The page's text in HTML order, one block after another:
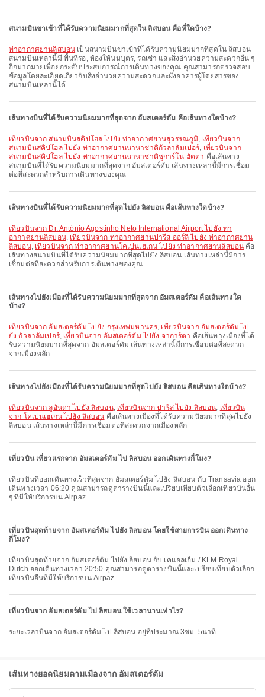
สนามบินขาเข้าที่ได้รับความนิยมมากที่สุดใน ลิสบอน คือที่ใดบ้าง?
ท่าอากาศยานลิสบอน เป็นสนามบินขาเข้าที่ได้รับความนิยมมากที่สุดใน ลิสบอน
สนามบินเหล่านี้มี พื้นที่รอ, ห้องให้นมบุตร, รถเช่า และสิ่งอำนวยความสะดวกอื่น ๆ
อีกมากมายเพื่อยกระดับประสบการณ์การเดินทางของคุณ คุณสามารถตรวจสอบ
ข้อมูลโดยละเอียดเกี่ยวกับสิ่งอำนวยความสะดวกและผังอาคารผู้โดยสารของ
สนามบินเหล่านี้ได้
เส้นทางบินที่ได้รับความนิยมมากที่สุดจาก อัมสเตอร์ดัม คือเส้นทางใดบ้าง?
เที่ยวบินจาก สนามบินสคิปโฮล ไปยัง ท่าอากาศยานสุวรรณภูมิ, เที่ยวบินจาก
สนามบินสคิปโฮล ไปยัง ท่าอากาศยานนานาชาติกัวลาลัมเปอร์, เที่ยวบินจาก
สนามบินสคิปโฮล ไปยัง ท่าอากาศยานนานาชาติซูการ์โน-ฮัตตา คือเส้นทาง
สนามบินที่ได้รับความนิยมมากที่สุดจาก อัมสเตอร์ดัม เส้นทางเหล่านี้มีการเชื่อม
ต่อที่สะดวกสำหรับการเดินทางของคุณ
เส้นทางบินที่ได้รับความนิยมมากที่สุดไปยัง ลิสบอน คือเส้นทางใดบ้าง?
เที่ยวบินจาก Dr. António Agostinho Neto International Airport ไปยัง ท่า
อากาศยานลิสบอน, เที่ยวบินจาก ท่าอากาศยานปารีส ออร์ลี่ ไปยัง ท่าอากาศยาน
ลิสบอน, เที่ยวบินจาก ท่าอากาศยานโคเปนเฮเกน ไปยัง ท่าอากาศยานลิสบอน คือ
เส้นทางสนามบินที่ได้รับความนิยมมากที่สุดไปยัง ลิสบอน เส้นทางเหล่านี้มีการ
เชื่อมต่อที่สะดวกสำหรับการเดินทางของคุณ
เส้นทางไปยังเมืองที่ได้รับความนิยมมากที่สุดจาก อัมสเตอร์ดัม คือเส้นทางใด
บ้าง?
เที่ยวบินจาก อัมสเตอร์ดัม ไปยัง กรุงเทพมหานคร, เที่ยวบินจาก อัมสเตอร์ดัม ไป
ยัง กัวลาลัมเปอร์, เที่ยวบินจาก อัมสเตอร์ดัม ไปยัง จาการ์ตา คือเส้นทางเมืองที่ได้
รับความนิยมมากที่สุดจาก อัมสเตอร์ดัม เส้นทางเหล่านี้มีการเชื่อมต่อที่สะดวก
จากเมืองหลัก
เส้นทางไปยังเมืองที่ได้รับความนิยมมากที่สุดไปยัง ลิสบอน คือเส้นทางใดบ้าง?
เที่ยวบินจาก ลูอันดา ไปยัง ลิสบอน, เที่ยวบินจาก ปารีส ไปยัง ลิสบอน, เที่ยวบิน
จาก โคเปนเฮเกน ไปยัง ลิสบอน คือเส้นทางเมืองที่ได้รับความนิยมมากที่สุดไปยัง
ลิสบอน เส้นทางเหล่านี้มีการเชื่อมต่อที่สะดวกจากเมืองหลัก
เที่ยวบิน เที่ยวแรกจาก อัมสเตอร์ดัม ไป ลิสบอน ออกเดินทางกี่โมง?
เที่ยวบินที่ออกเดินทางเร็วที่สุดจาก อัมสเตอร์ดัม ไปยัง ลิสบอน กับ Transavia ออก
เดินทางเวลา 06:20 คุณสามารถดูตารางบินนี้และเปรียบเทียบตัวเลือกเที่ยวบินอื่น
ๆ ที่มีให้บริการบน Airpaz
เที่ยวบินสุดท้ายจาก อัมสเตอร์ดัม ไปยัง ลิสบอน โดยใช้สายการบิน ออกเดินทาง
กี่โมง?
เที่ยวบินสุดท้ายจาก อัมสเตอร์ดัม ไปยัง ลิสบอน กับ เคแอลเอ็ม / KLM Royal
Dutch ออกเดินทางเวลา 20:50 คุณสามารถดูตารางบินนี้และเปรียบเทียบตัวเลือก
เที่ยวบินอื่นที่มีให้บริการบน Airpaz
เที่ยวบินจาก อัมสเตอร์ดัม ไป ลิสบอน ใช้เวลานานเท่าไร?
ระยะเวลาบินจาก อัมสเตอร์ดัม ไป ลิสบอน อยู่ที่ประมาณ 3ชม. 5นาที
เส้นทางยอดนิยมตามเมืองจาก อัมสเตอร์ดัม